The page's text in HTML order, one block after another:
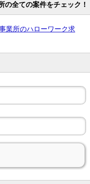
全ての案件をチェック！
業所のハローワーク求